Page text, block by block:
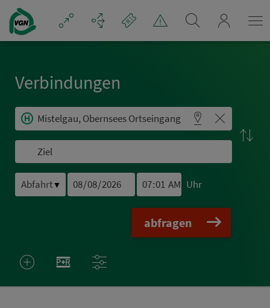
Navigation überspringen
Ver­bin­dungen
▼ Uhr
abfragen